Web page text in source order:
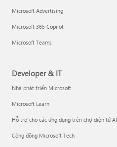
Microsoft Advertising
Microsoft 365 Copilot
Microsoft Teams
Developer & IT
Nhà phát triển Microsoft
Microsoft Learn
Hỗ trợ cho các ứng dụng trên chợ điện tử AI
Cộng đồng Microsoft Tech